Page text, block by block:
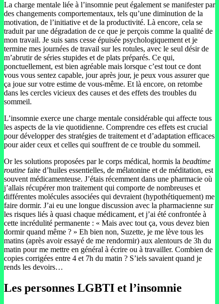
La charge mentale liée à l’insomnie peut également se manifester par
des changements comportementaux, tels qu’une diminution de la
motivation, de l’initiative et de la productivité. Là encore, cela se
traduit par une dégradation de ce que je perçois comme la qualité de
mon travail. Je suis sans cesse épuisée psychologiquement et je
termine mes journées de travail sur les rotules, avec le seul désir de
m’abrutir de séries stupides et de plats préparés. Ce qui,
ponctuellement, est bien agréable mais lorsque c’est tout ce dont
vous vous sentez capable, jour après jour, je peux vous assurer que
ça joue sur votre estime de vous-même. Et là encore, on retombe
dans les cercles vicieux des causes et des effets des troubles du
sommeil.
L’insomnie exerce une charge mentale considérable qui affecte tous
les aspects de la vie quotidienne. Comprendre ces effets est crucial
pour développer des stratégies de traitement et d’adaptation efficaces
pour aider ceux et celles qui souffrent de ce trouble du sommeil.
Or les solutions proposées par le corps médical, hormis la beadtime
routine faite d’huiles essentielles, de mélatonine et de méditation, est
souvent médicamenteuse. J’étais récemment dans une pharmacie où
j’allais récupérer mon traitement qui comporte de nombreuses et
différentes molécules associées qui devraient (hypothétiquement) me
faire dormir. J’ai eu une longue discussion avec la pharmacienne sur
les risques liés à quasi chaque médicament, et j’ai été confrontée à
cette incrédulité permanente : « Mais avec tout ça, vous devez bien
dormir quand même ? » Eh bien non, Suzette, je me lève tous les
matins (après avoir essayé de me rendormir) aux alentours de 3h du
matin pour me mettre en général à écrire ou à travailler. Combien de
copies corrigées entre 4 et 7h du matin ? S’iels savaient quand je
rends les devoirs…
Les personnes LGBTI et l’insomnie